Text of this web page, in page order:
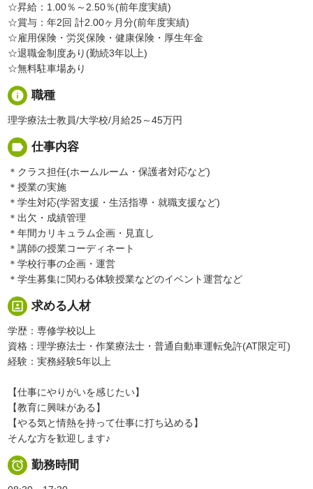
☆昇給：1.00％～2.50％(前年度実績)
☆賞与：年2回 計2.00ヶ月分(前年度実績)
☆雇用保険・労災保険・健康保険・厚生年金
☆退職金制度あり(勤続3年以上)
☆無料駐車場あり
info 職種
理学療法士教員/大学校/月給25～45万円
label 仕事内容
＊クラス担任(ホームルーム・保護者対応など)
＊授業の実施
＊学生対応(学習支援・生活指導・就職支援など)
＊出欠・成績管理
＊年間カリキュラム企画・見直し
＊講師の授業コーディネート
＊学校行事の企画・運営
＊学生募集に関わる体験授業などのイベント運営など
portrait 求める人材
学歴：専修学校以上
資格：理学療法士・作業療法士・普通自動車運転免許(AT限定可)
経験：実務経験5年以上
【仕事にやりがいを感じたい】
【教育に興味がある】
【やる気と情熱を持って仕事に打ち込める】
そんな方を歓迎します♪
 勤務時間